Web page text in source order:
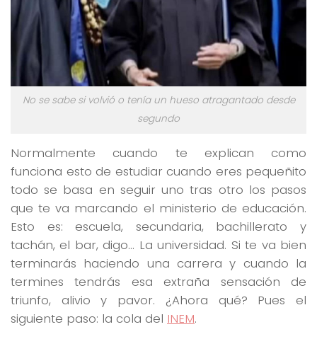
No se sabe si volvió o tenía un hueso atragantado desde
segundo
Normalmente cuando te explican como
funciona esto de estudiar cuando eres pequeñito
todo se basa en seguir uno tras otro los pasos
que te va marcando el ministerio de educación.
Esto es: escuela, secundaria, bachillerato y
tachán, el bar, digo… La universidad. Si te va bien
terminarás haciendo una carrera y cuando la
termines tendrás esa extraña sensación de
triunfo, alivio y pavor. ¿Ahora qué? Pues el
siguiente paso: la cola del INEM.